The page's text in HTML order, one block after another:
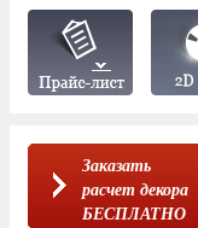
Заказать
расчет декора
БЕСПЛАТНО